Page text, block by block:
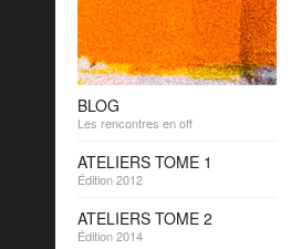
BLOG
Les rencontres en off
ATELIERS TOME 1
Édition 2012
ATELIERS TOME 2
Édition 2014